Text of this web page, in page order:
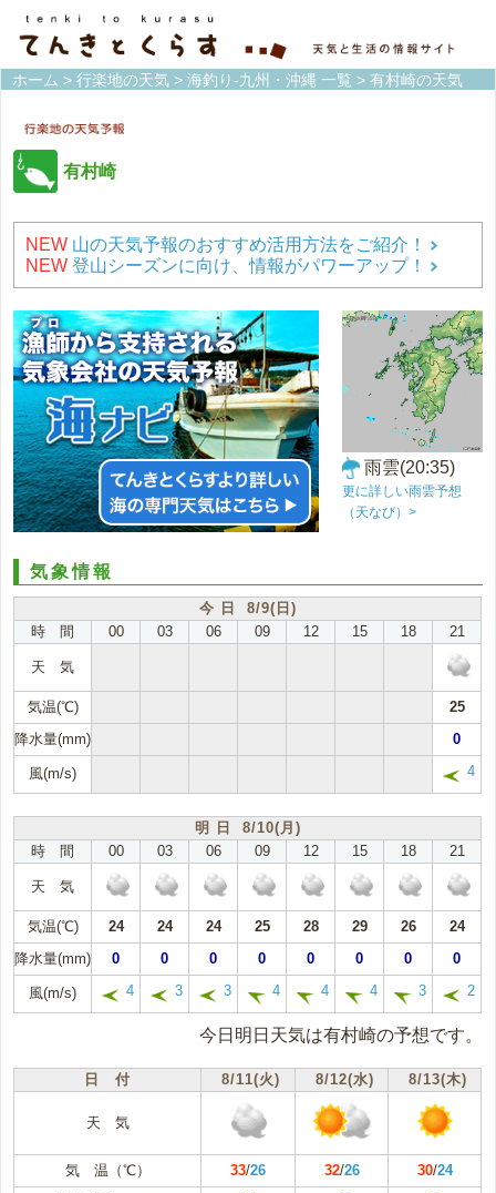
ホーム > 行楽地の天気 > 海釣り-九州・沖縄 一覧 > 有村崎の天気
有村崎
NEW 山の天気予報のおすすめ活用方法をご紹介！
NEW 登山シーズンに向け、情報がパワーアップ！
雨雲(20:35)
更に詳しい雨雲予想
（天なび）>
気象情報
今 日 8/9(日)
時 間
00 03 06 09 12 15 18 21
天 気
気温(℃)
25
降水量(mm)
0
風(m/s) 4
明 日 8/10(月)
時 間
00 03 06 09 12 15 18 21
天 気
気温(℃) 24 24 24 25 28 29 26
24
降水量(mm)
0 0 0 0 0 0 0 0
風(m/s) 4 3 3 4 4 4 3 2
今日明日天気は有村崎の予想です。
日 付 8/11(火) 8/12(水) 8/13(木)
天 気
気 温（℃） 33/26 32/26 30/24